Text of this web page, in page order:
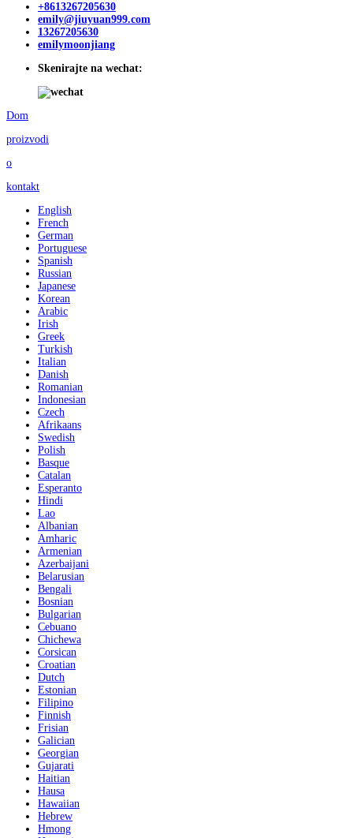
+8613267205630
emily@jiuyuan999.com
13267205630
emilymoonjiang
Skenirajte na wechat:
Dom
proizvodi
o
kontakt
English
French
German
Portuguese
Spanish
Russian
Japanese
Korean
Arabic
Irish
Greek
Turkish
Italian
Danish
Romanian
Indonesian
Czech
Afrikaans
Swedish
Polish
Basque
Catalan
Esperanto
Hindi
Lao
Albanian
Amharic
Armenian
Azerbaijani
Belarusian
Bengali
Bosnian
Bulgarian
Cebuano
Chichewa
Corsican
Croatian
Dutch
Estonian
Filipino
Finnish
Frisian
Galician
Georgian
Gujarati
Haitian
Hausa
Hawaiian
Hebrew
Hmong